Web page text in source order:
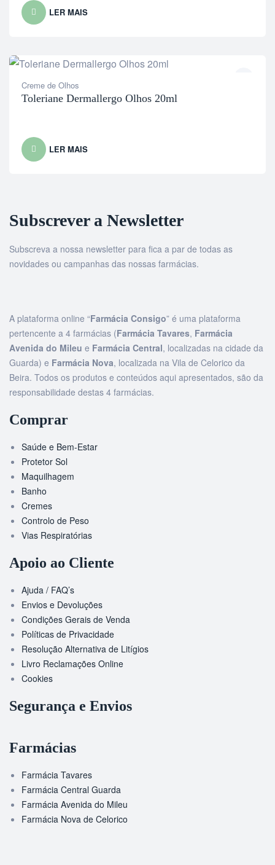
LER MAIS
Creme de Olhos
Toleriane Dermallergo Olhos 20ml
LER MAIS
Subscrever a Newsletter
Subscreva a nossa newsletter para fica a par de todas as
novidades ou campanhas das nossas farmácias.
A plataforma online “Farmácia Consigo” é uma plataforma
pertencente a 4 farmácias (Farmácia Tavares, Farmácia
Avenida do Mileu e Farmácia Central, localizadas na cidade da
Guarda) e Farmácia Nova, localizada na Vila de Celorico da
Beira. Todos os produtos e conteúdos aqui apresentados, são da
responsabilidade destas 4 farmácias.
Comprar
Saúde e Bem-Estar
Protetor Sol
Maquilhagem
Banho
Cremes
Controlo de Peso
Vias Respiratórias
Apoio ao Cliente
Ajuda / FAQ’s
Envios e Devoluções
Condições Gerais de Venda
Políticas de Privacidade
Resolução Alternativa de Litígios
Livro Reclamações Online
Cookies
Segurança e Envios
Farmácias
Farmácia Tavares
Farmácia Central Guarda
Farmácia Avenida do Mileu
Farmácia Nova de Celorico